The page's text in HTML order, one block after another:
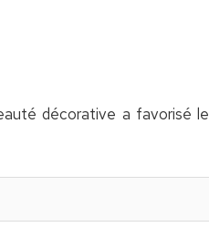
décorative a favorisé le